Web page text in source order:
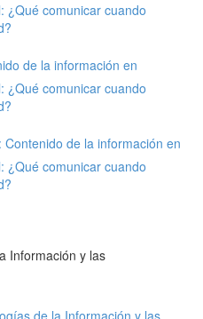
¿Qué comunicar cuando
de la información en
¿Qué comunicar cuando
de la información en
¿Qué comunicar cuando
Información y las
de la Información y las